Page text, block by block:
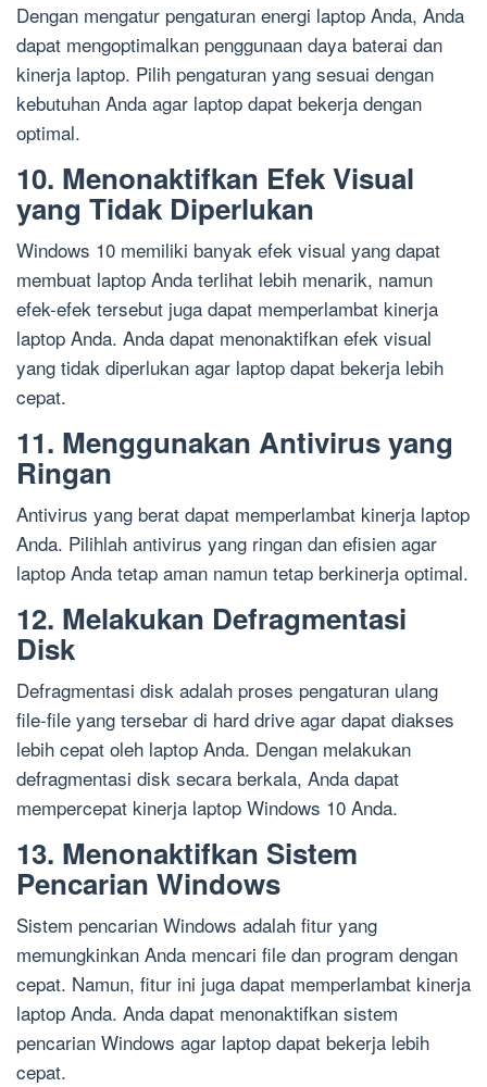
Dengan mengatur pengaturan energi laptop Anda, Anda
dapat mengoptimalkan penggunaan daya baterai dan
kinerja laptop. Pilih pengaturan yang sesuai dengan
kebutuhan Anda agar laptop dapat bekerja dengan
optimal.
10. Menonaktifkan Efek Visual
yang Tidak Diperlukan
Windows 10 memiliki banyak efek visual yang dapat
membuat laptop Anda terlihat lebih menarik, namun
efek-efek tersebut juga dapat memperlambat kinerja
laptop Anda. Anda dapat menonaktifkan efek visual
yang tidak diperlukan agar laptop dapat bekerja lebih
cepat.
11. Menggunakan Antivirus yang
Ringan
Antivirus yang berat dapat memperlambat kinerja laptop
Anda. Pilihlah antivirus yang ringan dan efisien agar
laptop Anda tetap aman namun tetap berkinerja optimal.
12. Melakukan Defragmentasi
Disk
Defragmentasi disk adalah proses pengaturan ulang
file-file yang tersebar di hard drive agar dapat diakses
lebih cepat oleh laptop Anda. Dengan melakukan
defragmentasi disk secara berkala, Anda dapat
mempercepat kinerja laptop Windows 10 Anda.
13. Menonaktifkan Sistem
Pencarian Windows
Sistem pencarian Windows adalah fitur yang
memungkinkan Anda mencari file dan program dengan
cepat. Namun, fitur ini juga dapat memperlambat kinerja
laptop Anda. Anda dapat menonaktifkan sistem
pencarian Windows agar laptop dapat bekerja lebih
cepat.